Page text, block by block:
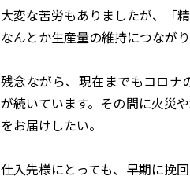
大変な苦労もありましたが、「
なんとか生産量の維持につなが
残念ながら、現在までもコロナ
が続いています。その間に火災
をお届けしたい。
仕入先様にとっても、早期に挽